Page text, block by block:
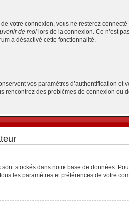
de votre connexion, vous ne resterez
de moi lors de la connexion. Ce n’est
a désactivé cette fonctionnalité.
vos paramètres d’authentification
rencontrez des problèmes de connexion
stockés dans notre base de données.
les paramètres et préférences de votre